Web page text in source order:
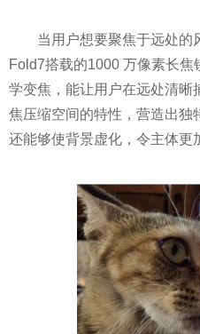
当用户想要聚焦于远处的
Fold7搭载的1000 万像素长
学变焦，能让用户在远处清晰
焦压缩空间的特性，营造出独
还能够使背景虚化，令主体更